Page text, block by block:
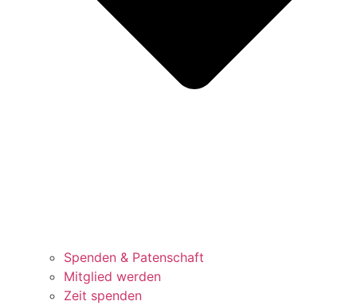
Spenden & Patenschaft
Mitglied werden
Zeit spenden